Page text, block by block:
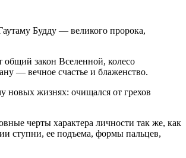
Будду — великого пророка,
общий закон Вселенной, колесо
— вечное счастье и блаженство.
новых жизнях: очищался от грехов
черты характера личности так же, как
ступни, ее подъема, формы пальцев,